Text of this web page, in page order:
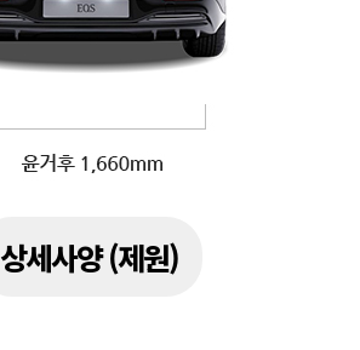
상세사양 (제원)